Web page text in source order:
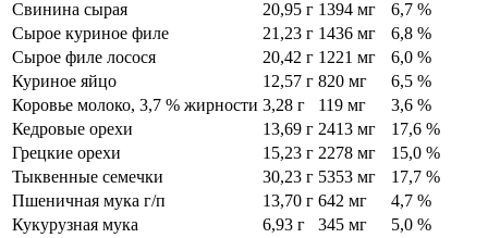
Свинина сырая
20,95 г 1394 мг
6,7 %
Сырое куриное филе
21,23 г 1436 мг
6,8 %
Сырое филе лосося
20,42 г 1221 мг
6,0 %
Куриное яйцо
12,57 г 820 мг
6,5 %
Коровье молоко, 3,7 % жирности 3,28 г 119 мг
3,6 %
Кедровые орехи
13,69 г 2413 мг
17,6 %
Грецкие орехи
15,23 г 2278 мг
15,0 %
Тыквенные семечки
30,23 г 5353 мг
17,7 %
Пшеничная мука г/п
13,70 г 642 мг
4,7 %
Кукурузная мука
6,93 г 345 мг
5,0 %